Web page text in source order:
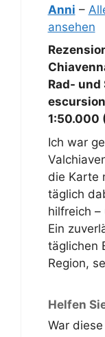
Anni –
ansehen
Rad-
1:50.000
Ich war
die Karte
täglich
hilfreich
Ein
täglichen
Region,
Helfen
War